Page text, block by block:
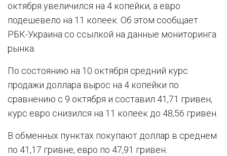
октября увеличился на 4 копейки, а евро
подешевело на 11 копеек. Об этом сообщает
РБК-Украина со ссылкой на данные мониторинга
рынка.
По состоянию на 10 октября средний курс
продажи доллара вырос на 4 копейки по
сравнению с 9 октября и составил 41,71 гривен,
курс евро снизился на 11 копеек до 48,56 гривен.
В обменных пунктах покупают доллар в среднем
по 41,17 гривне, евро по 47,91 гривен.